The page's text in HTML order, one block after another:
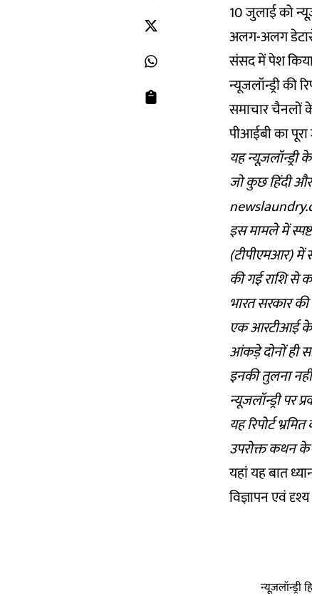
10 जुलाई को
अलग-अलग
संसद में पेश
न्यूजलॉन्ड्री की
समाचार चैनलों
पीआईबी का
यह
जो कुछ हिंदी
इस मामले में स्पष्ट
(टीपीएमआर) में
की गई राशि से
भारत सरकार
एक आरटीआई के
आंकड़े दोनों ही
इनकी तुलना
न्यूजलॉन्ड्री पर
यह रिपोर्ट
उपरोक्त कथन के
यहां यह बात
विज्ञापन एवं
न्यूज़लॉन्ड्री